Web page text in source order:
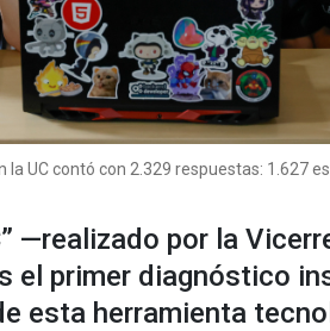
la UC contó con 2.329 respuestas: 1.627
—realizado por la
el primer diagnóstico
esta herramienta